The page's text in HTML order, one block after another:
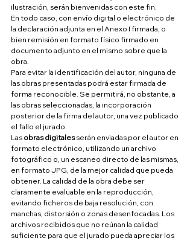
ilustración, serán bienvenidas con este fin.
En todo caso, con envío digital o electrónico de
la declaración adjunta en el Anexo I firmada, o
bien remisión en formato físico firmado en
documento adjunto en el mismo sobre que la
obra.
Para evitar la identificación del autor, ninguna de
las obras presentadas podrá estar firmada de
forma reconocible. Se permitirá, no obstante, a
las obras seleccionadas, la incorporación
posterior de la firma del autor, una vez publicado
el fallo el jurado.
Las obras digitales serán enviadas por el autor en
formato electrónico, utilizando un archivo
fotográfico o, un escaneo directo de las mismas,
en formato JPG, de la mejor calidad que pueda
obtener. La calidad de la obra debe ser
claramente evaluable en la reproducción,
evitando ficheros de baja resolución, con
manchas, distorsión o zonas desenfocadas. Los
archivos recibidos que no reúnan la calidad
suficiente para que el jurado pueda apreciar los